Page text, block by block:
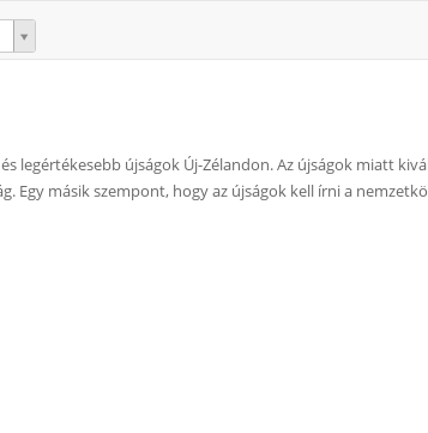
legértékesebb újságok Új-Zélandon. Az újságok miatt
Egy másik szempont, hogy az újságok kell írni a